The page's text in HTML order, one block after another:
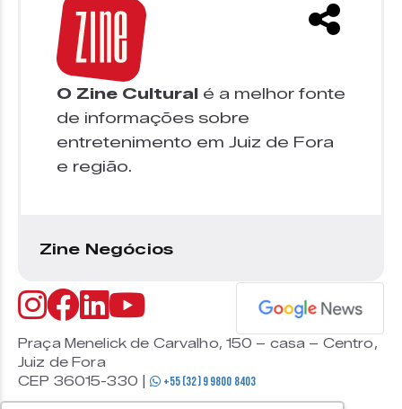
O Zine Cultural é a melhor fonte
de informações sobre
entretenimento em Juiz de Fora
e região.
Zine Negócios
Praça Menelick de Carvalho, 150 – casa – Centro,
Juiz de Fora
CEP 36015-330 |
+55 (32) 9 9800 8403